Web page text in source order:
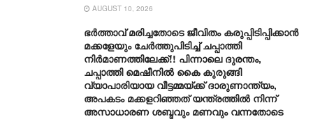
AUGUST 10, 2026
ഭർത്താവ് മരിച്ചതോടെ ജീവിതം കരുപ്പിടിപ്പിക്കാൻ
മക്കളേയും ചേർത്തുപിടിച്ച് ചപ്പാത്തി
നിർമാണത്തിലേക്ക്!! പിന്നാലെ ദുരന്തം,
ചപ്പാത്തി മെഷീനിൽ കൈ കുരുങ്ങി
വ്യാപാരിയായ വീട്ടമ്മയ്ക്ക് ദാരുണാന്ത്യം,
അപകടം മക്കളറിഞ്ഞത് യന്ത്രത്തിൽ നിന്ന്
അസാധാരണ ശബ്ദവും മണവും വന്നതോടെ